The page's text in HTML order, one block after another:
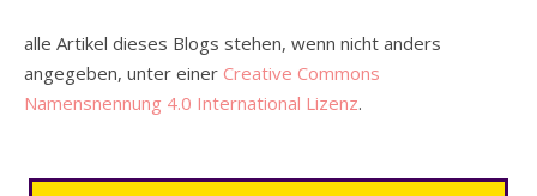
alle Artikel dieses Blogs stehen, wenn nicht anders
angegeben, unter einer Creative Commons
Namensnennung 4.0 International Lizenz.